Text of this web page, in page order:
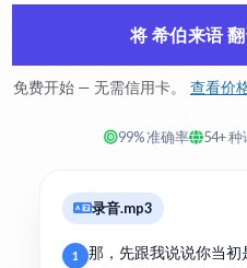
将 希伯来语
免费开始 — 无需信用卡。 查看价
99% 准确率 54+
录音.mp3
1 那，先跟我说说你当初